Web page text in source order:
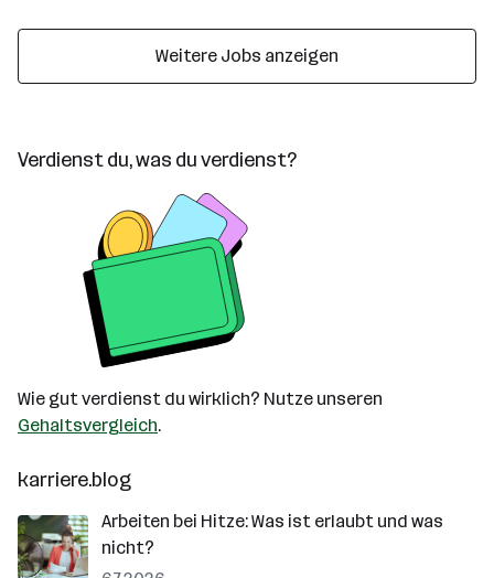
Weitere Jobs anzeigen
Verdienst du, was du verdienst?
Wie gut verdienst du wirklich? Nutze unseren
Gehaltsvergleich.
karriere.blog
Arbeiten bei Hitze: Was ist erlaubt und was
nicht?